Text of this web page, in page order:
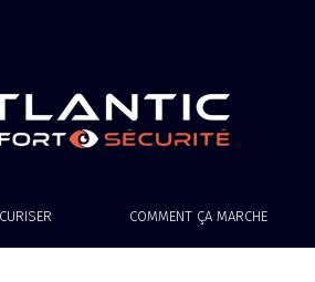
COMMENT ÇA MARCHE